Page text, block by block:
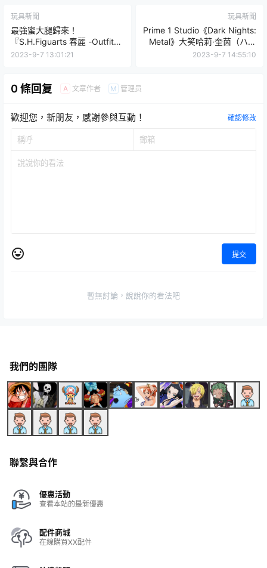
玩具新聞
最強蜜大腿歸來！
『S.H.Figuarts 春麗 -Outfit
2-』新規塗裝重現《快打旋風
2023-9-7 13:01:21
玩具新聞
Prime 1 Studio《Dark Nights:
Metal》大笑哈莉·奎茵（ハー
レイ・クイン フー・ラフス）
2023-9-7 14:55:10
0 條回复 A 文章作者 M 管理员
歡迎您，新朋友，感謝參與互動！ 確認修改
提交
暫無討論，說說你的看法吧
我們的團隊
聯繫與合作
優惠活動
查看本站的最新優惠
配件商城
在線購買XX配件